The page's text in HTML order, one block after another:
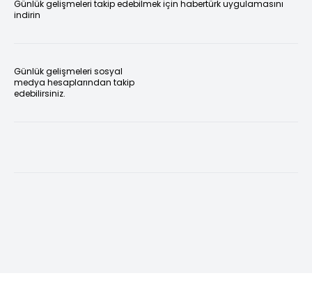
Günlük gelişmeleri takip edebilmek için habertürk uygulamasını
indirin
Günlük gelişmeleri sosyal
medya hesaplarından takip
edebilirsiniz.